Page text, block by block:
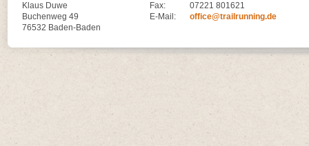
Klaus Duwe
Buchenweg 49
76532 Baden-Baden
Fax:
07221 801621
E-Mail:
office@trailrunning.de